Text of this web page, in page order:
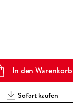
In den Warenkorb
Sofort kaufen